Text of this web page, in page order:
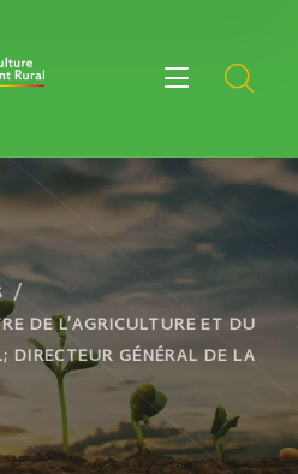
DE L’AGRICULTURE ET DU
DIRECTEUR GÉNÉRAL DE LA